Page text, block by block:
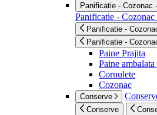
Panificatie - Cozonac
Panificatie -
Panificatie -
Panificatie -
Paine Prajita
Paine
Cornulete
Cozonac
Conserve
Conserve